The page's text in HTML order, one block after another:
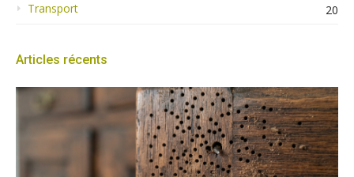
Transport
20
Articles récents